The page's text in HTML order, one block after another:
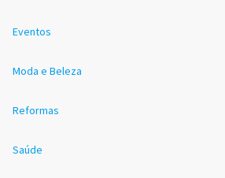
Eventos
Moda e Beleza
Reformas
Saúde